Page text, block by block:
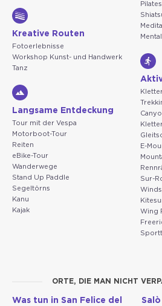
Kreative Routen
Fotoerlebnisse
Workshop Kunst- und Handwerk
Tanz
Langsame Entdeckung
Tour mit der Vespa
Motorboot-Tour
Reiten
eBike-Tour
Wanderwege
Stand Up Paddle
Segeltörns
Kanu
Kajak
Pilates
E-
Sur-
Wing
ORTE, DIE MAN NICHT
Was tun in San Felice del